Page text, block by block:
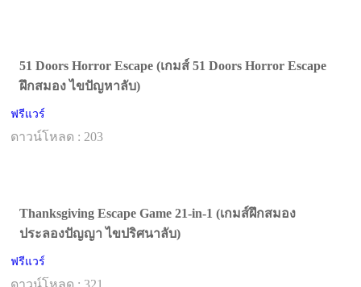
51 Doors Horror Escape (เกมส์ 51 Doors Horror Escape
ฝึกสมอง ไขปัญหาลับ)
ฟรีแวร์
ดาวน์โหลด : 203
Thanksgiving Escape Game 21-in-1 (เกมส์ฝึกสมอง
ประลองปัญญา ไขปริศนาลับ)
ฟรีแวร์
ดาวน์โหลด : 321